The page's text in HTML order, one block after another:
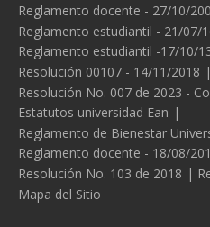
Reglamento docente - 27/10/
Reglamento estudiantil - 21/07/
Reglamento estudiantil -17/10/
Resolución 00107 - 14/11/2018
Resolución No. 007 de 2023 -
Estatutos universidad Ean
Reglamento de Bienestar
Reglamento docente - 18/08/
Resolución No. 103 de 2018
Mapa del Sitio